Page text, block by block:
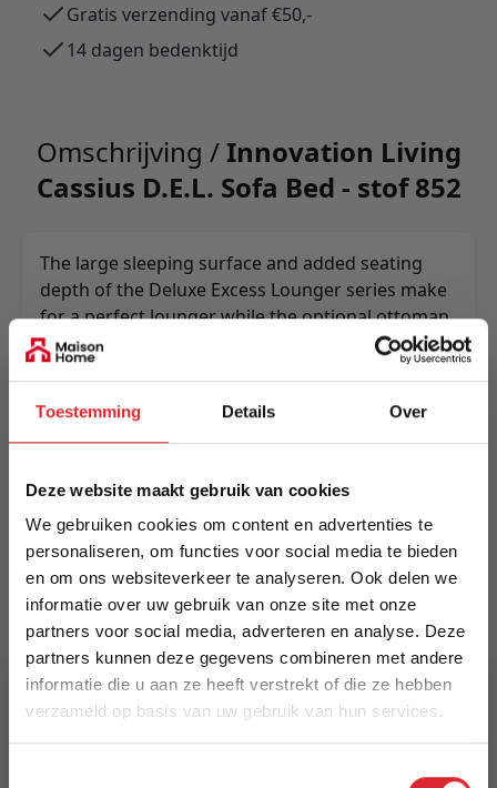
Toestemming Details Over
Deze website maakt gebruik van cookies
We gebruiken cookies om content en advertenties te
personaliseren, om functies voor social media te bieden
en om ons websiteverkeer te analyseren. Ook delen we
informatie over uw gebruik van onze site met onze
partners voor social media, adverteren en analyse. Deze
partners kunnen deze gegevens combineren met andere
informatie die u aan ze heeft verstrekt of die ze hebben
verzameld op basis van uw gebruik van hun services.
Gratis verzending vanaf €50,-
14 dagen bedenktijd
Omschrijving /Innovation Living
Cassius D.E.L. Sofa Bed - stof 852
The large sleeping surface and added seating
depth of the Deluxe Excess Lounger series make
for a perfect lounger while the optional ottoman
allows for a chaise lounge add-on or extra
seating place.
Meer informatie
Innovation Living
EAN
5700110885850
Prijs
€ 3.295,00